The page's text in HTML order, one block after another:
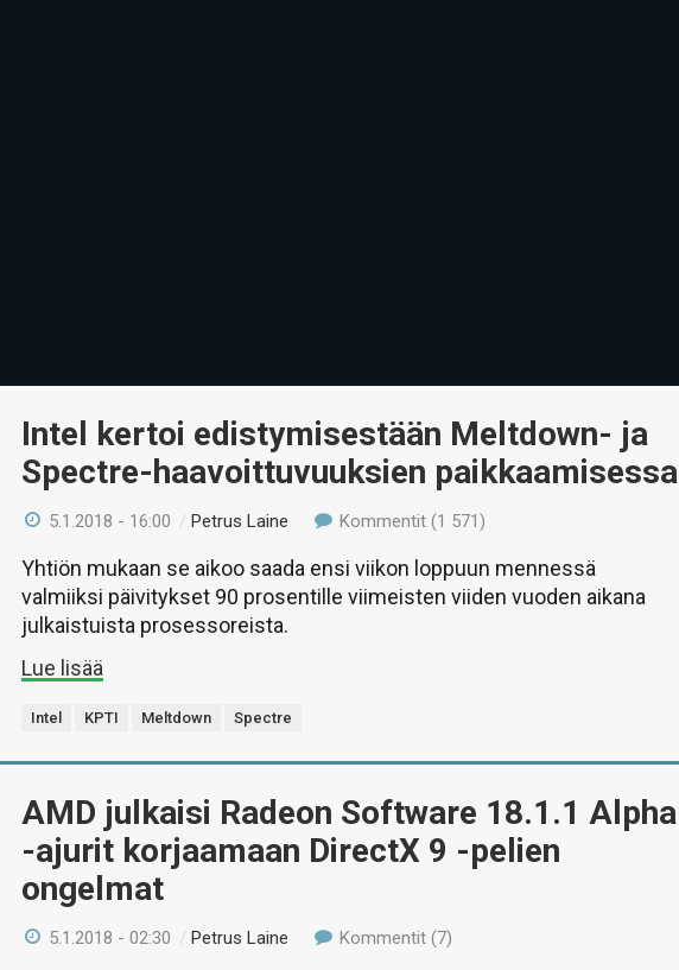
Intel kertoi edistymisestään Meltdown- ja
Spectre-haavoittuvuuksien paikkaamisessa
5.1.2018 - 16:00 /Petrus Laine Kommentit (1 571)
Yhtiön mukaan se aikoo saada ensi viikon loppuun mennessä
valmiiksi päivitykset 90 prosentille viimeisten viiden vuoden aikana
julkaistuista prosessoreista.
Lue lisää
Intel KPTI Meltdown Spectre
AMD julkaisi Radeon Software 18.1.1 Alpha
-ajurit korjaamaan DirectX 9 -pelien
ongelmat
5.1.2018 - 02:30 /Petrus Laine Kommentit (7)